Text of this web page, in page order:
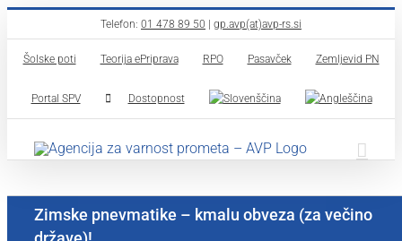
to
content
Telefon: 01 478 89 50 gp.avp(at)avp-rs.si
Šolske poti Teorija ePriprava RPO Pasavček Zemljevid PN
Portal SPV Dostopnost
Zimske pnevmatike – kmalu obveza (za večino